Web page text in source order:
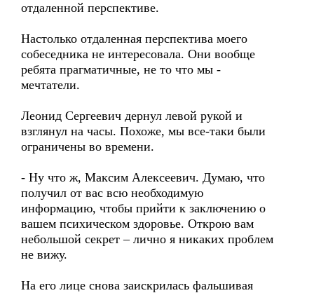
отдаленной перспективе.
Настолько отдаленная перспектива моего
собеседника не интересовала. Они вообще
ребята прагматичные, не то что мы -
мечтатели.
Леонид Сергеевич дернул левой рукой и
взглянул на часы. Похоже, мы все-таки были
ограничены во времени.
- Ну что ж, Максим Алексеевич. Думаю, что
получил от вас всю необходимую
информацию, чтобы прийти к заключению о
вашем психическом здоровье. Открою вам
небольшой секрет – лично я никаких проблем
не вижу.
На его лице снова заискрилась фальшивая